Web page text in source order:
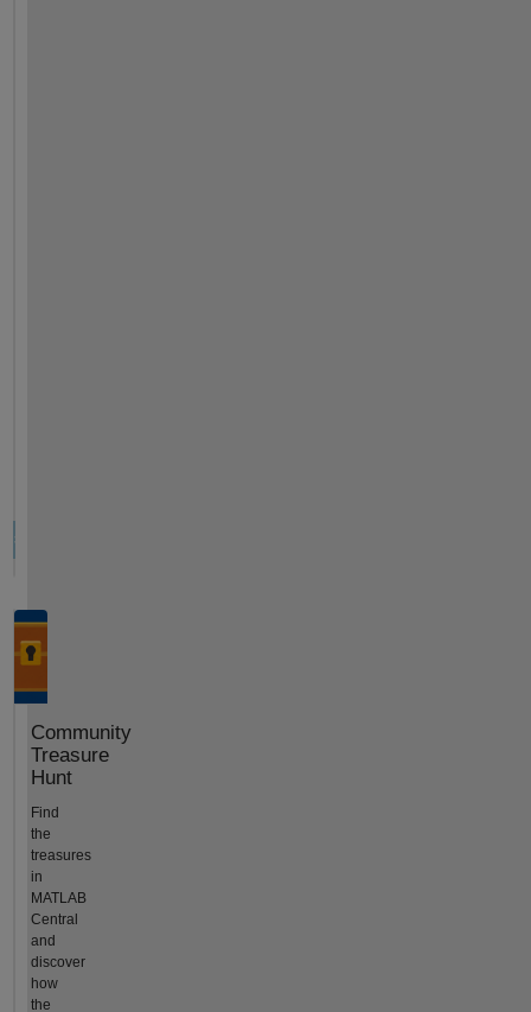
Community
Treasure
Hunt
Find
the
treasures
in
MATLAB
Central
and
discover
how
the